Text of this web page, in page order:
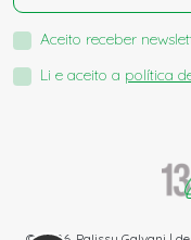
Aceito receber
Li e aceito a política